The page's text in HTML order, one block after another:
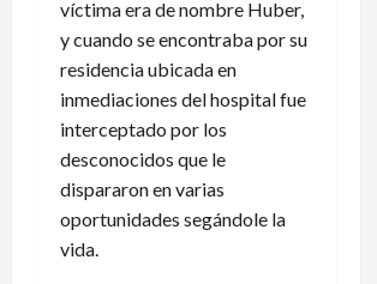
víctima era de nombre Huber,
y cuando se encontraba por su
residencia ubicada en
inmediaciones del hospital fue
interceptado por los
desconocidos que le
dispararon en varias
oportunidades segándole la
vida.